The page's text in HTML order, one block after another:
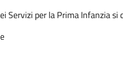
Servizi per la Prima Infanzia